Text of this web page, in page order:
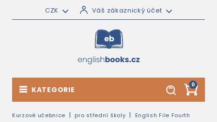
CZK Váš zákaznický účet
0
KATEGORIE
Kurzové učebnice pro střední školy
English File Fourth